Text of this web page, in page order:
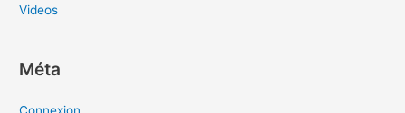
Videos
Méta